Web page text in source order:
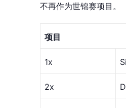
不再作为世锦赛项目。
项目
1x
2x